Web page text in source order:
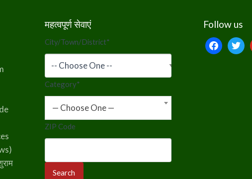
महत्वपूर्ण सेवाएं
City/Town/District*
Category*
— Choose One —
ZIP Code
Follow us
facebooktwitter